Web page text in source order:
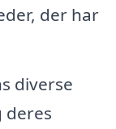
der har
diverse
deres